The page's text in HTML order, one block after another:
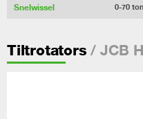
Snelwissel 0-70 ton
Tiltrotators / JCB